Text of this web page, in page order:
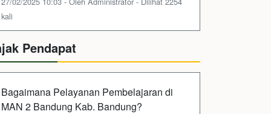
kali
Pendapat
Bagaimana Pelayanan Pembelajaran di
MAN 2 Bandung Kab. Bandung?